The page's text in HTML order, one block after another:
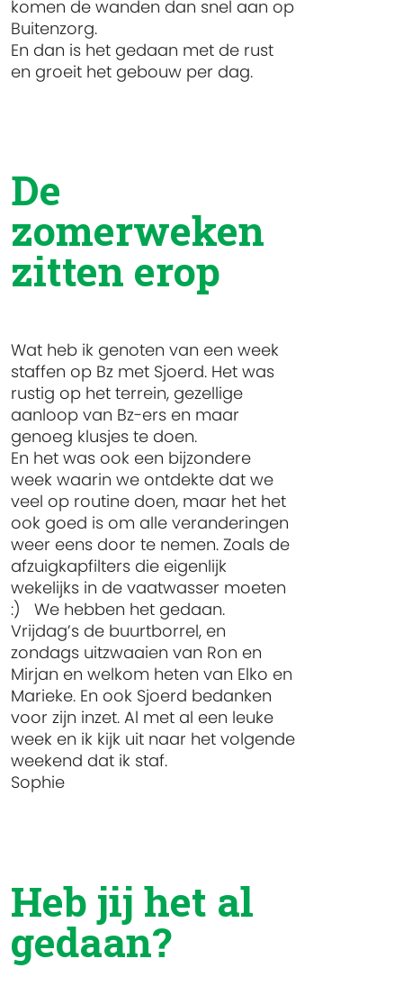
komen de wanden dan snel aan op
Buitenzorg.
En dan is het gedaan met de rust
en groeit het gebouw per dag.
De
zomerweken
zitten erop
Wat heb ik genoten van een week
staffen op Bz met Sjoerd. Het was
rustig op het terrein, gezellige
aanloop van Bz-ers en maar
genoeg klusjes te doen.
En het was ook een bijzondere
week waarin we ontdekte dat we
veel op routine doen, maar het het
ook goed is om alle veranderingen
weer eens door te nemen. Zoals de
afzuigkapfilters die eigenlijk
wekelijks in de vaatwasser moeten
:) We hebben het gedaan.
Vrijdag’s de buurtborrel, en
zondags uitzwaaien van Ron en
Mirjan en welkom heten van Elko en
Marieke. En ook Sjoerd bedanken
voor zijn inzet. Al met al een leuke
week en ik kijk uit naar het volgende
weekend dat ik staf.
Sophie
Heb jij het al
gedaan?